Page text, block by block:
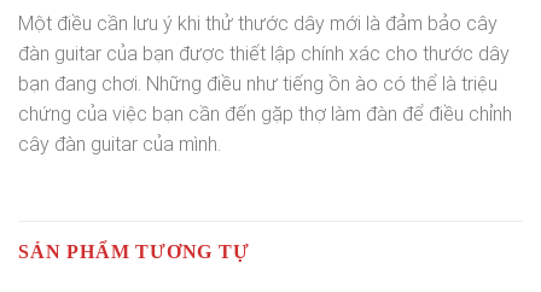
Một điều cần lưu ý khi thử thước dây mới là đảm bảo cây
đàn guitar của bạn được thiết lập chính xác cho thước dây
bạn đang chơi. Những điều như tiếng ồn ào có thể là triệu
chứng của việc bạn cần đến gặp thợ làm đàn để điều chỉnh
cây đàn guitar của mình.
SẢN PHẨM TƯƠNG TỰ